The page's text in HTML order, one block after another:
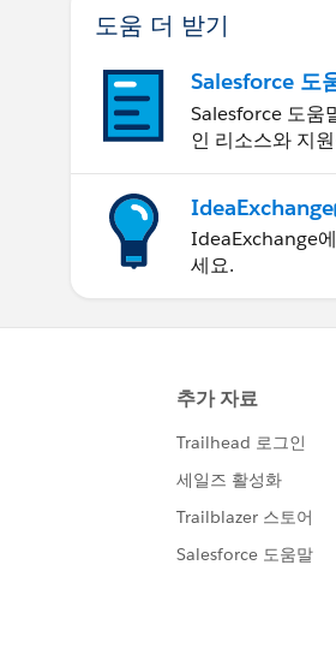
도움 더 받기
Salesforce 도
Salesforce 도움
인 리소스와 지
IdeaExchange
IdeaExchange
세요.